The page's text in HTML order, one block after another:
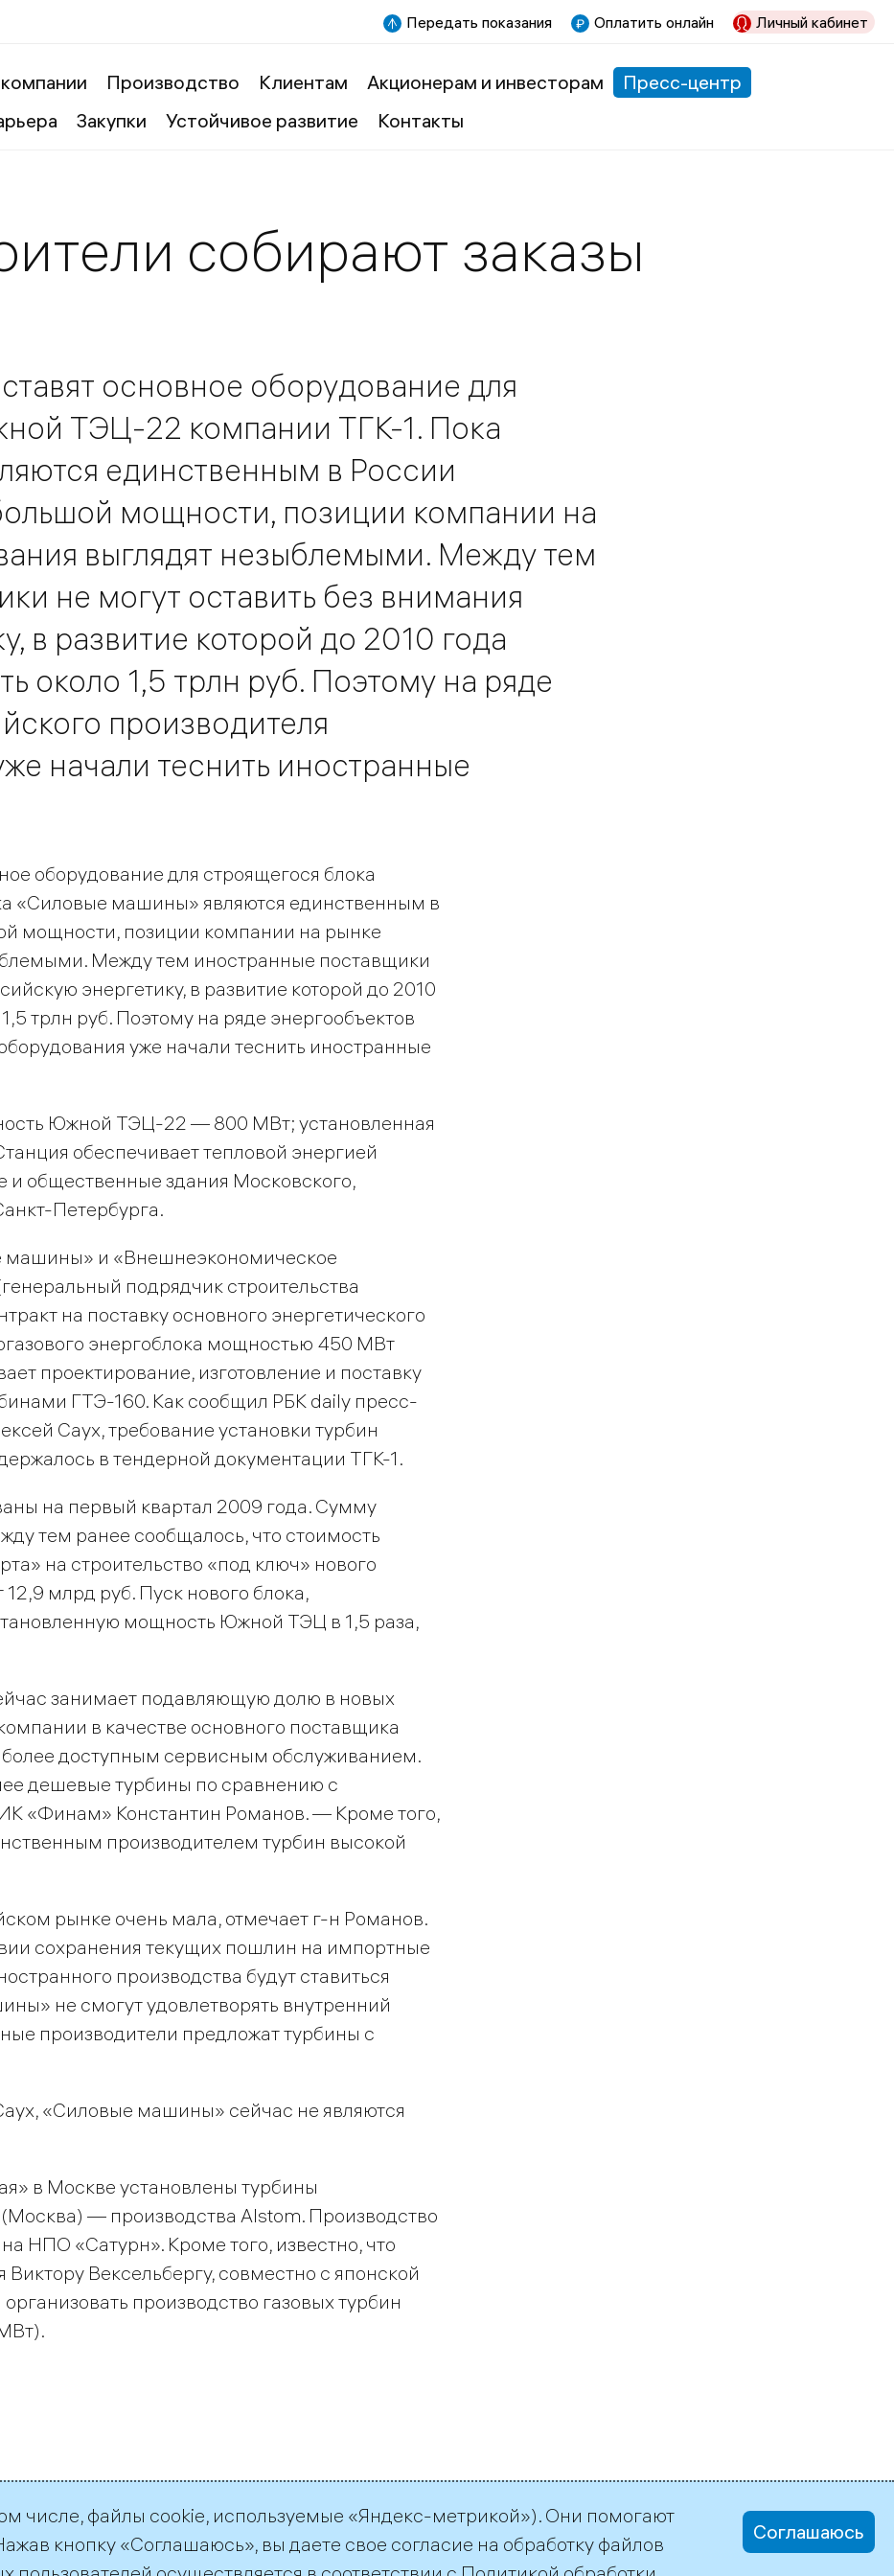
Передать показания Оплатить онлайн Личный кабинет
Производство Клиентам Акционерам и инвесторам
Пресс-центр
Закупки Устойчивое развитие Контакты
собирают заказы
основное оборудование для
ТЭЦ-22 компании ТГК-1. Пока
единственным в России
мощности, позиции компании на
выглядят незыблемыми. Между тем
не могут оставить без внимания
в развитие которой до 2010 года
около 1,5 трлн руб. Поэтому на ряде
производителя
начали теснить иностранные
оборудование для строящегося блока
«Силовые машины» являются единственным в
мощности, позиции компании на рынке
Между тем иностранные поставщики
энергетику, в развитие которой до 2010
трлн руб. Поэтому на ряде энергообъектов
уже начали теснить иностранные
Южной ТЭЦ-22 — 800 МВт; установленная
обеспечивает тепловой энергией
общественные здания Московского,
Петербурга.
машины» и «Внешнеэкономическое
подрядчик строительства
на поставку основного энергетического
энергоблока мощностью 450 МВт
проектирование, изготовление и поставку
ГТЭ-160. Как сообщил РБК daily пресс-
Саух, требование установки турбин
в тендерной документации ТГК-1.
на первый квартал 2009 года. Сумму
тем ранее сообщалось, что стоимость
на строительство «под ключ» нового
млрд руб. Пуск нового блока,
мощность Южной ТЭЦ в 1,5 раза,
занимает подавляющую долю в новых
в качестве основного поставщика
более доступным сервисным обслуживанием.
дешевые турбины по сравнению с
«Финам» Константин Романов. — Кроме того,
производителем турбин высокой
рынке очень мала, отмечает г-н Романов.
сохранения текущих пошлин на импортные
производства будут ставиться
не смогут удовлетворять внутренний
производители предложат турбины с
«Силовые машины» сейчас не являются
в Москве установлены турбины
— производства Alstom. Производство
НПО «Сатурн». Кроме того, известно, что
Вексельбергу, совместно с японской
производство газовых турбин
числе, файлы cookie, используемые «Яндекс-метрикой»). Они помогают
кнопку «Соглашаюсь», вы даете свое согласие на обработку файлов
Соглашаюсь